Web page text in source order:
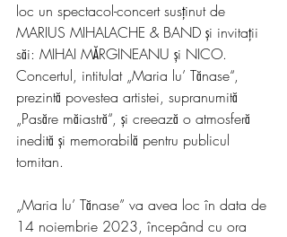
loc un spectacol-concert susținut de
MARIUS MIHALACHE & BAND și invitații
săi: MIHAI MĂRGINEANU și NICO.
Concertul, intitulat „Maria lu’ Tănase“,
prezintă povestea artistei, supranumită
„Pasăre măiastră“, și creează o atmosferă
inedită și memorabilă pentru publicul
tomitan.
„Maria lu’ Tănase” va avea loc în data de
14 noiembrie 2023, începând cu ora